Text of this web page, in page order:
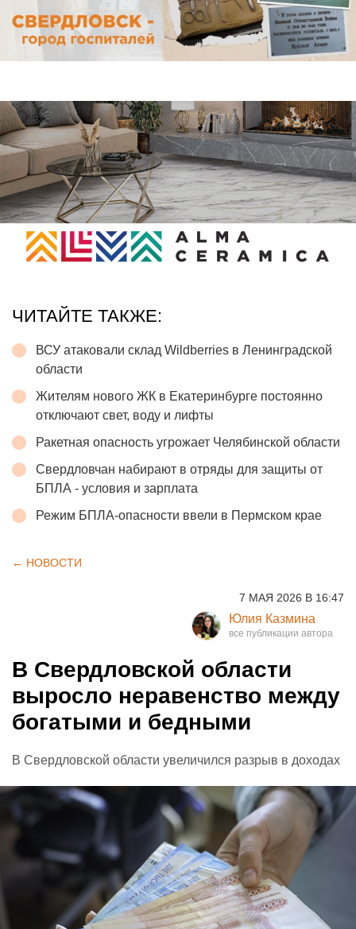
ЧИТАЙТЕ ТАКЖЕ:
ВСУ атаковали склад Wildberries в Ленинградской
области
Жителям нового ЖК в Екатеринбурге постоянно
отключают свет, воду и лифты
Ракетная опасность угрожает Челябинской области
Свердловчан набирают в отряды для защиты от
БПЛА - условия и зарплата
Режим БПЛА-опасности ввели в Пермском крае
← НОВОСТИ
7 МАЯ 2026 В 16:47
Юлия Казмина
В Свердловской области
выросло неравенство между
богатыми и бедными
В Свердловской области увеличился разрыв в доходах